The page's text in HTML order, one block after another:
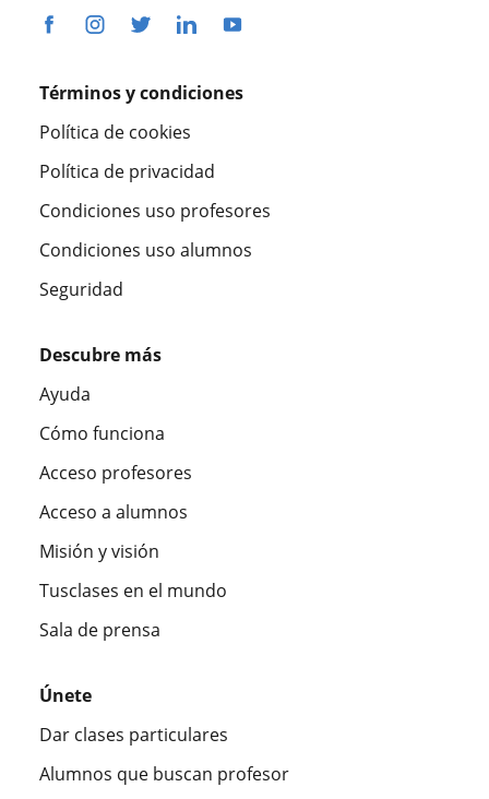
Términos y condiciones
Política de cookies
Política de privacidad
Condiciones uso profesores
Condiciones uso alumnos
Seguridad
Descubre más
Ayuda
Cómo funciona
Acceso profesores
Acceso a alumnos
Misión y visión
Tusclases en el mundo
Sala de prensa
Únete
Dar clases particulares
Alumnos que buscan profesor